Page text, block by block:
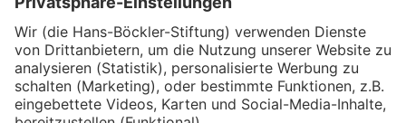
Wirtschafts- und Sozialwissenschaftliches Institut
Institut für Makroökonomie und